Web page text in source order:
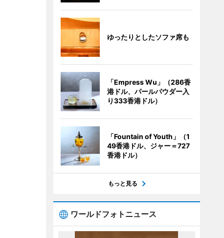
ゆったりとしたソファ席も
「Empress Wu」（286香
港ドル、パールパウダー入
り333香港ドル）
「Fountain of Youth」（1
49香港ドル、ジャー＝727
香港ドル）
もっと見る
ワールドフォトニュース